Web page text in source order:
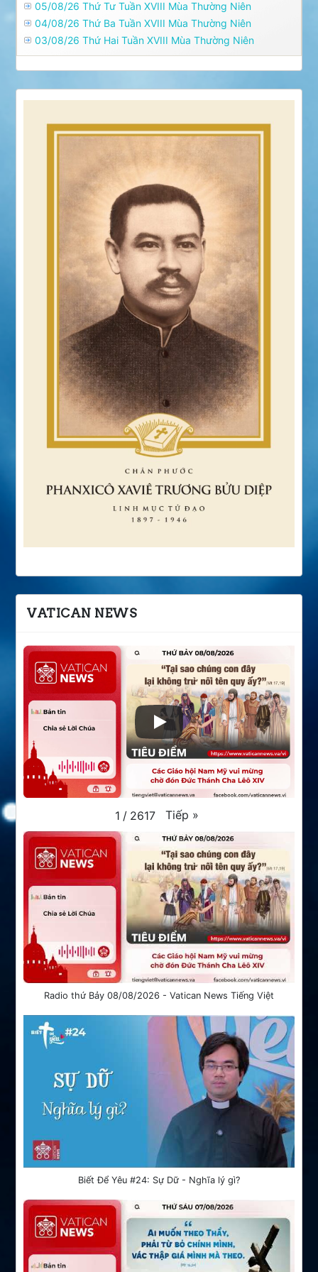
05/08/26 Thứ Tư Tuần XVIII Mùa Thường Niên
04/08/26 Thứ Ba Tuần XVIII Mùa Thường Niên
03/08/26 Thứ Hai Tuần XVIII Mùa Thường Niên
VATICAN NEWS
1 / 2617 Tiếp »
Radio thứ Bảy 08/08/2026 - Vatican News Tiếng Việt
Biết Để Yêu #24: Sự Dữ - Nghĩa lý gì?